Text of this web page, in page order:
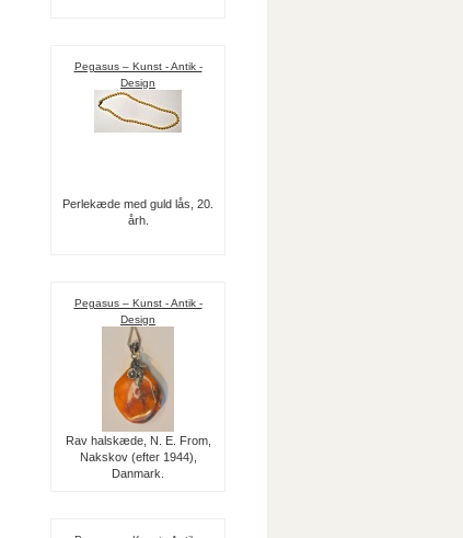
Pegasus – Kunst - Antik -
Design
Perlekæde med guld lås, 20.
årh.
Pegasus – Kunst - Antik -
Design
Rav halskæde, N. E. From,
Nakskov (efter 1944),
Danmark.